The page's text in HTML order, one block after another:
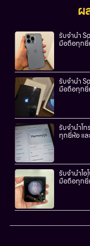
ผ
รับจำนำ
มือถือทุกยี่
รับจำนำ
มือถือทุกยี่
รับจำนำโ
ทุกยี่ห้อ แล
รับจำนำไ
มือถือทุกยี่